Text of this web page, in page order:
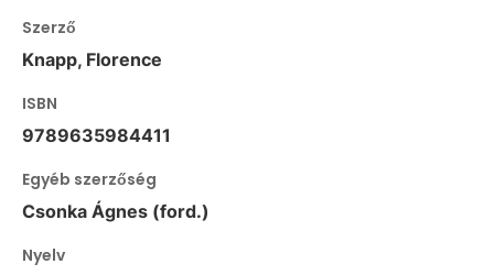
Szerző
Knapp, Florence
ISBN
9789635984411
Egyéb szerzőség
Csonka Ágnes (ford.)
Nyelv